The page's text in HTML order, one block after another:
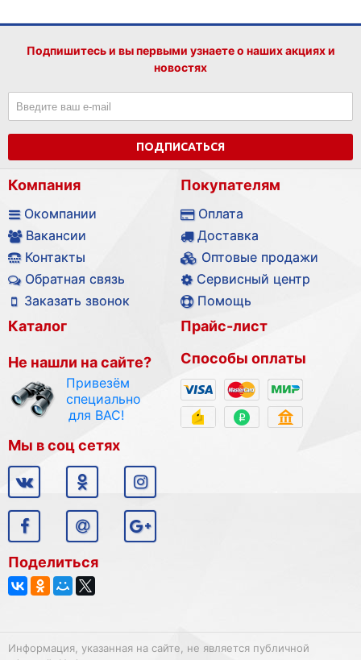
Подпишитесь и вы первыми узнаете о наших акциях и
новостях
ПОДПИСАТЬСЯ
Компания
Окомпании
Вакансии
Контакты
Обратная связь
Заказать звонок
Покупателям
Оплата
Доставка
Оптовые продажи
Сервисный центр
Помощь
Каталог
Не нашли на сайте?
Привезём
специально
для ВАС!
Прайс-лист
Способы оплаты
Мы в соц сетях
Поделиться
Информация, указанная на сайте, не является публичной